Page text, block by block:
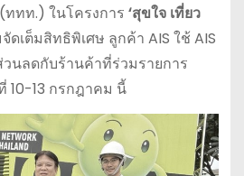
ททท.) ในโครงการ ‘สุขใจ เที่ยว
ดเต็มสิทธิพิเศษ ลูกค้า AIS ใช้ AIS
นลดกับร้านค้าที่ร่วมรายการ
10-13 กรกฎาคม นี้